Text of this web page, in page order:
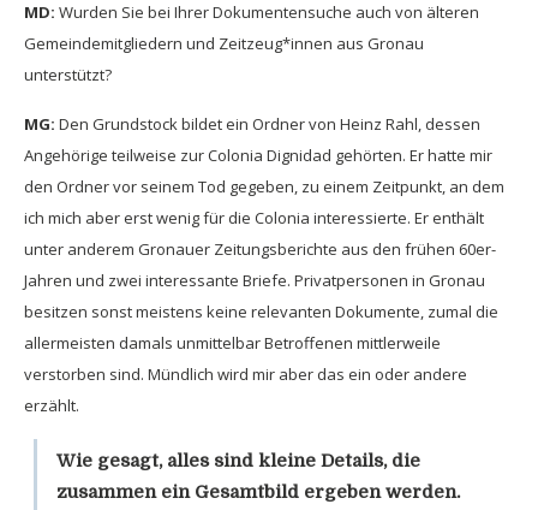
MD: Wurden Sie bei Ihrer Dokumentensuche auch von älteren
Gemeindemitgliedern und Zeitzeug*innen aus Gronau
unterstützt?
MG: Den Grundstock bildet ein Ordner von Heinz Rahl, dessen
Angehörige teilweise zur Colonia Dignidad gehörten. Er hatte mir
den Ordner vor seinem Tod gegeben, zu einem Zeitpunkt, an dem
ich mich aber erst wenig für die Colonia interessierte. Er enthält
unter anderem Gronauer Zeitungsberichte aus den frühen 60er-
Jahren und zwei interessante Briefe. Privatpersonen in Gronau
besitzen sonst meistens keine relevanten Dokumente, zumal die
allermeisten damals unmittelbar Betroffenen mittlerweile
verstorben sind. Mündlich wird mir aber das ein oder andere
erzählt.
Wie gesagt, alles sind kleine Details, die
zusammen ein Gesamtbild ergeben werden.